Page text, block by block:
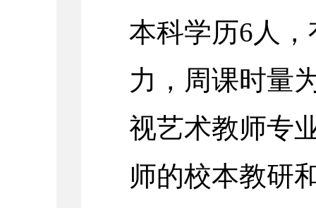
本科学历6人
力，周课时量
视艺术教师专
师的校本教研